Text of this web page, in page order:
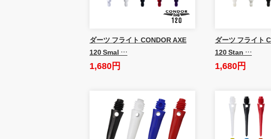
ダーツ フライト CONDOR AXE
120 Smal …
1,680円
ダーツ フライト
120 Stan …
1,680円